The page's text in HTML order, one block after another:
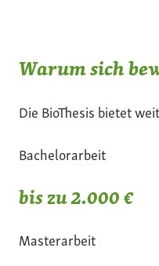
Warum sich
Die BioThesis bietet
Bachelorarbeit
bis zu 2.000 €
Masterarbeit